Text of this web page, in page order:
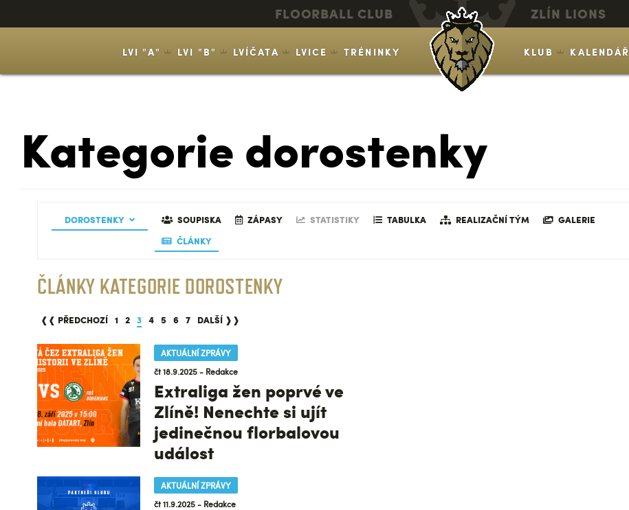
FLOORBALL CLUB ZLÍN LIONS
LVI "A" LVI "B" LVÍČATA LVICE TRÉNINKY KLUB KALENDÁŘ
Kategorie dorostenky
DOROSTENKY
GALERIE SOUPISKA ZÁPASY STATISTIKY TABULKA REALIZAČNÍ TÝM
GALERIE
ČLÁNKY
ČLÁNKY KATEGORIE DOROSTENKY
❰❰ PŘEDCHOZÍ 1 2 3 4 5 6 7 DALŠÍ ❱❱
AKTUÁLNÍ ZPRÁVY
čt 18.9.2025 - Redakce
Extraliga žen poprvé ve
Zlíně! Nenechte si ujít
jedinečnou florbalovou
událost
AKTUÁLNÍ ZPRÁVY
čt 11.9.2025 - Redakce